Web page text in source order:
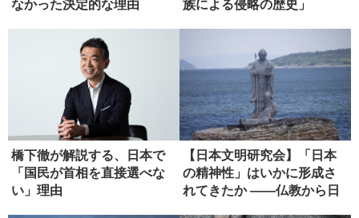
なかった決定的な理由
族による侵略の歴史」
橋下徹が解説する、日本で
「国民が首相を直接選べな
い」理由
【日本文明研究会】「日本
の精神性」はいかに形成さ
れてきたか ――仏教から日